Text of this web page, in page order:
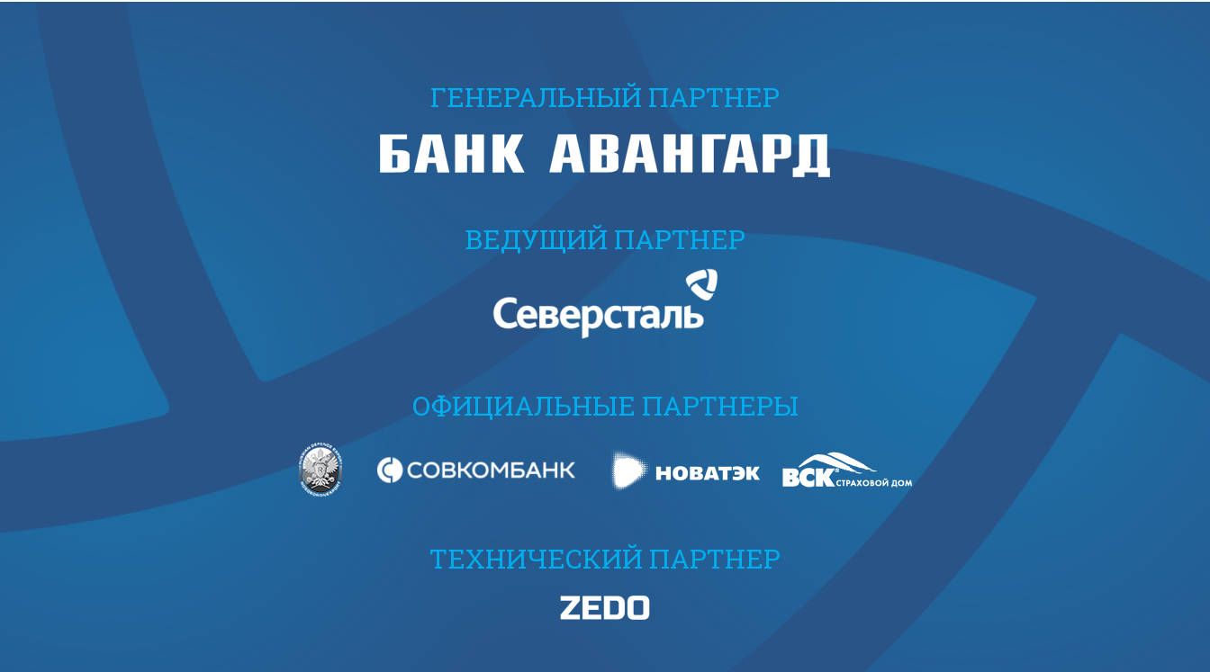
ГЕНЕРАЛЬНЫЙ ПАРТНЕР
ВЕДУЩИЙ ПАРТНЕР
ОФИЦИАЛЬНЫЕ ПАРТНЕРЫ
ТЕХНИЧЕСКИЙ ПАРТНЕР